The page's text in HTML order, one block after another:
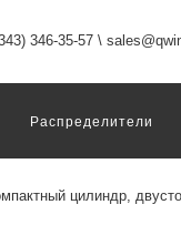
346-35-57 \
Распределители
Перемещения
цилиндр,